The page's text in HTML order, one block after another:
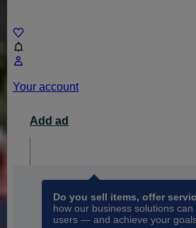
Your account
Add ad
Do you sell items, offer
how our business solutions
users — and achieve your